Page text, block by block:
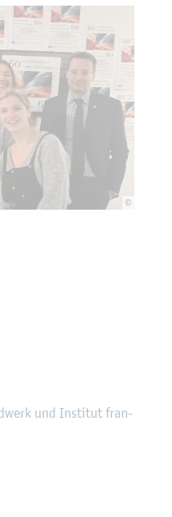
©
und In­sti­tut fran­